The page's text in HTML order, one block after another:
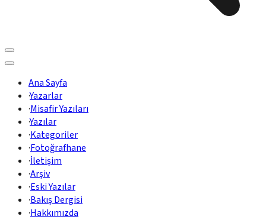
Ana Sayfa
·Yazarlar
·Misafir Yazıları
·Yazılar
·Kategoriler
·Fotoğrafhane
·İletişim
·Arşiv
·Eski Yazılar
·Bakış Dergisi
·Hakkımızda